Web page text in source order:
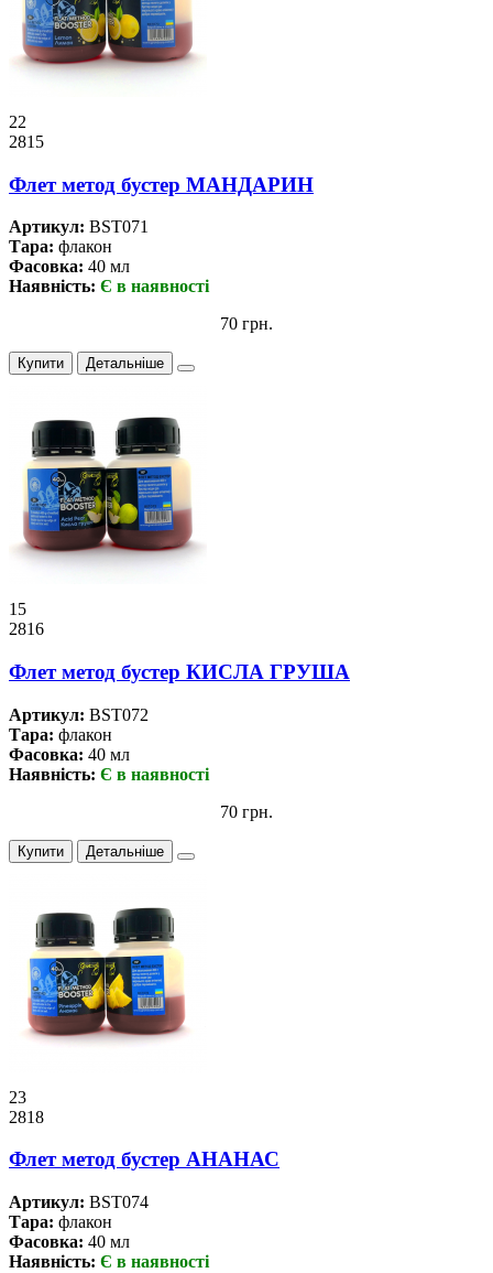
22
2815
Флет метод бустер МАНДАРИН
Артикул: BST071
Тара: флакон
Фасовка: 40 мл
Наявність: Є в наявності
70 грн.
Купити Детальніше
15
2816
Флет метод бустер КИСЛА ГРУША
Артикул: BST072
Тара: флакон
Фасовка: 40 мл
Наявність: Є в наявності
70 грн.
Купити Детальніше
23
2818
Флет метод бустер АНАНАС
Артикул: BST074
Тара: флакон
Фасовка: 40 мл
Наявність: Є в наявності